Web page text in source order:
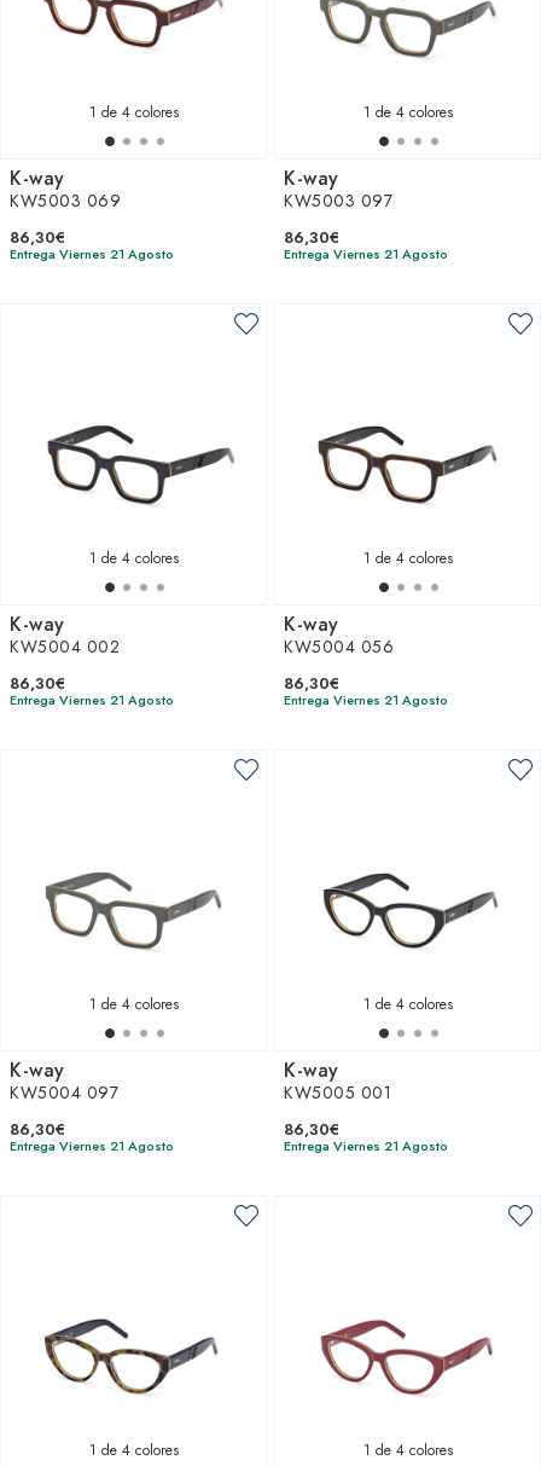
1 de 4 colores
K-way
KW5003 069
86,30€
Entrega Viernes 21 Agosto
1 de 4 colores
K-way
KW5003 097
86,30€
Entrega Viernes 21 Agosto
1 de 4 colores
K-way
KW5004 002
86,30€
Entrega Viernes 21 Agosto
1 de 4 colores
K-way
KW5004 056
86,30€
Entrega Viernes 21 Agosto
1 de 4 colores
K-way
KW5004 097
86,30€
Entrega Viernes 21 Agosto
1 de 4 colores
K-way
KW5005 001
86,30€
Entrega Viernes 21 Agosto
1 de 4 colores 1 de 4 colores